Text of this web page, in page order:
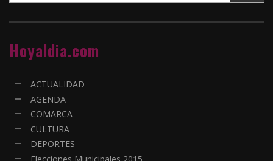
Hoyaldia.com
ACTUALIDAD
AGENDA
COMARCA
CULTURA
DEPORTES